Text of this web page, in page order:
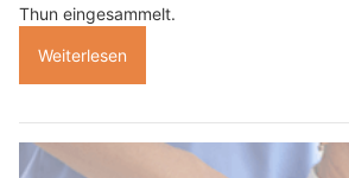
Thun eingesammelt.
Weiterlesen